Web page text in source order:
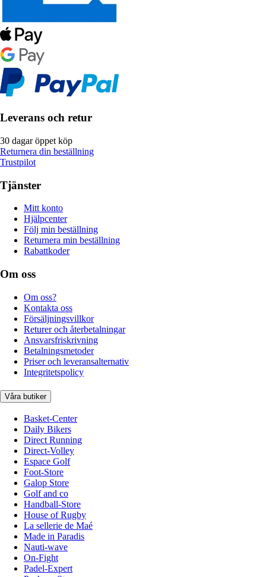
Leverans och retur
30 dagar öppet köp
Returnera din beställning
Trustpilot
Tjänster
Mitt konto
Hjälpcenter
Följ min beställning
Returnera min beställning
Rabattkoder
Om oss
Om oss?
Kontakta oss
Försäljningsvillkor
Returer och återbetalningar
Ansvarsfriskrivning
Betalningsmetoder
Priser och leveransalternativ
Integritetspolicy
Våra butiker
Basket-Center
Daily Bikers
Direct Running
Direct-Volley
Espace Golf
Foot-Store
Galop Store
Golf and co
Handball-Store
House of Rugby
La sellerie de Maé
Made in Paradis
Nauti-wave
On-Fight
Padel-Expert